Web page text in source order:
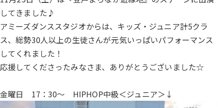
してきました♪
アミーズダンススタジオからは、キッズ・ジュニア計5クラ
ス、総勢30人以上の生徒さんが元気いっぱいパフォーマンス
してくれました！
応援してくださったみなさま、ありがとうございました☆
金曜日 17：30〜 HIPHOP中級＜ジュニア＞↓